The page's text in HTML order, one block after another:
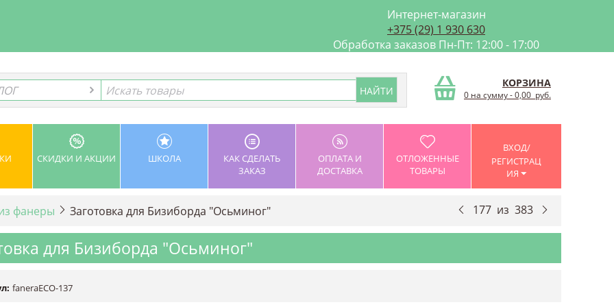
Интернет-магазин
+375 (29) 1 930 630
Обработка заказов Пн-Пт: 12:00 - 17:00
КОРЗИНА
0 на сумму-0,00 руб.
СКИДКИ И АКЦИИ ШКОЛА
КАК СДЕЛАТЬ
ЗАКАЗ
ОПЛАТА И
ДОСТАВКА
ОТЛОЖЕННЫЕ
ТОВАРЫ
ВХОД/
РЕГИСТРАЦ
ИЯ
фанеры Заготовка для Бизиборда "Осьминог" 177 из 383
для Бизиборда "Осьминог"
faneraECO-137